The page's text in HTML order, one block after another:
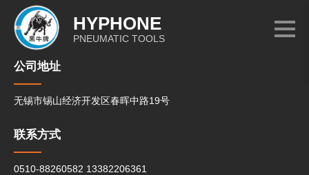
HYPHONE
PNEUMATIC TOOLS
公司地址
无锡市锡山经济开发区春晖中路19号
联系方式
0510-88260582 13382206361